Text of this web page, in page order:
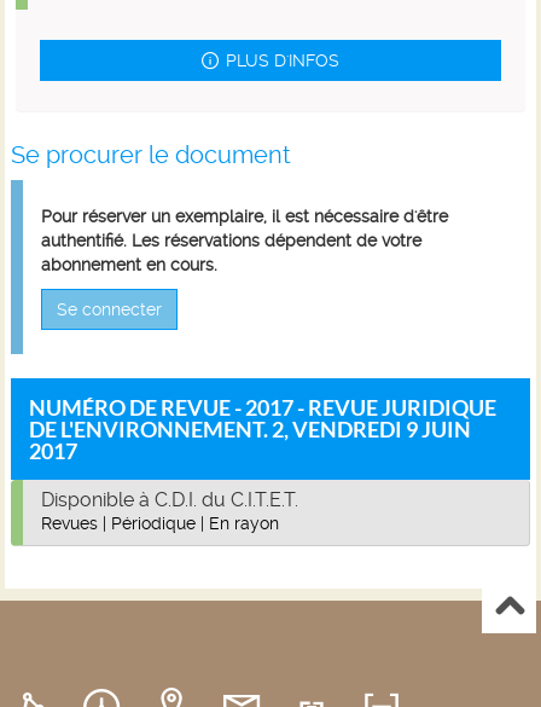
PLUS D'INFOS
Se procurer le document
Pour réserver un exemplaire, il est nécessaire d'être
authentifié. Les réservations dépendent de votre
abonnement en cours.
Se connecter
NUMÉRO DE REVUE - 2017 - REVUE JURIDIQUE
DE L'ENVIRONNEMENT. 2, VENDREDI 9 JUIN
2017
Disponible à C.D.I. du C.I.T.E.T.
Revues | Périodique | En rayon